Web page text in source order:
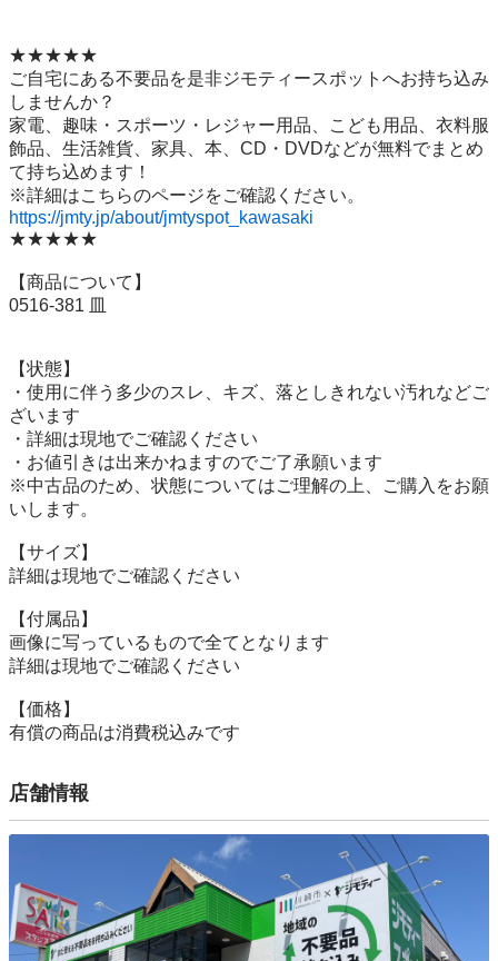
★★★★★
ご自宅にある不要品を是非ジモティースポットへお持ち込み
しませんか？
家電、趣味・スポーツ・レジャー用品、こども用品、衣料服
飾品、生活雑貨、家具、本、CD・DVDなどが無料でまとめ
て持ち込めます！
https://jmty.jp/about/jmtyspot_kawasaki
★★★★★
【商品について】
0516-381 皿
【状態】
・使用に伴う多少のスレ、キズ、落としきれない汚れなどご
ざいます
・詳細は現地でご確認ください
・お値引きは出来かねますのでご了承願います
※中古品のため、状態についてはご理解の上、ご購入をお願
いします。
【サイズ】
詳細は現地でご確認ください
【付属品】
画像に写っているもので全てとなります
詳細は現地でご確認ください
【価格】
有償の商品は消費税込みです
店舗情報